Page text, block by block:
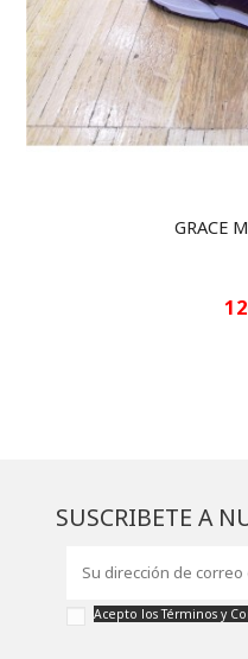
GRACE
SUSCRIBETE A
Acepto losTérminos y